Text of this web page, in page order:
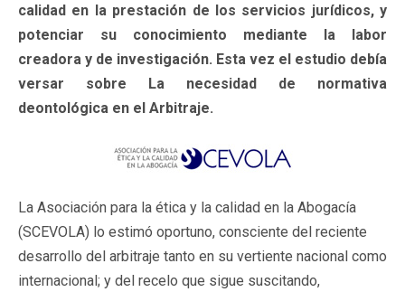
calidad en la prestación de los servicios jurídicos, y
potenciar su conocimiento mediante la labor
creadora y de investigación. Esta vez el estudio debía
versar sobre La necesidad de normativa
deontológica en el Arbitraje.
La Asociación para la ética y la calidad en la Abogacía
(SCEVOLA) lo estimó oportuno, consciente del reciente
desarrollo del arbitraje tanto en su vertiente nacional como
internacional; y del recelo que sigue suscitando,